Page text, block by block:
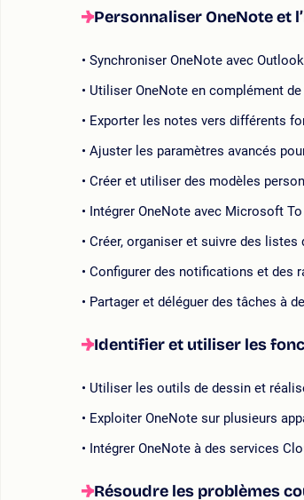
Personnaliser OneNote et
Synchroniser OneNote avec Outlook
Utiliser OneNote en complément de
Exporter les notes vers différents
Ajuster les paramètres avancés
Créer et utiliser des modèles
Intégrer OneNote avec Microsoft
Créer, organiser et suivre des listes
Configurer des notifications et des
Partager et déléguer des tâches à
Identifier et utiliser les
Utiliser les outils de dessin et
Exploiter OneNote sur plusieurs
Intégrer OneNote à des services
Résoudre les problèmes